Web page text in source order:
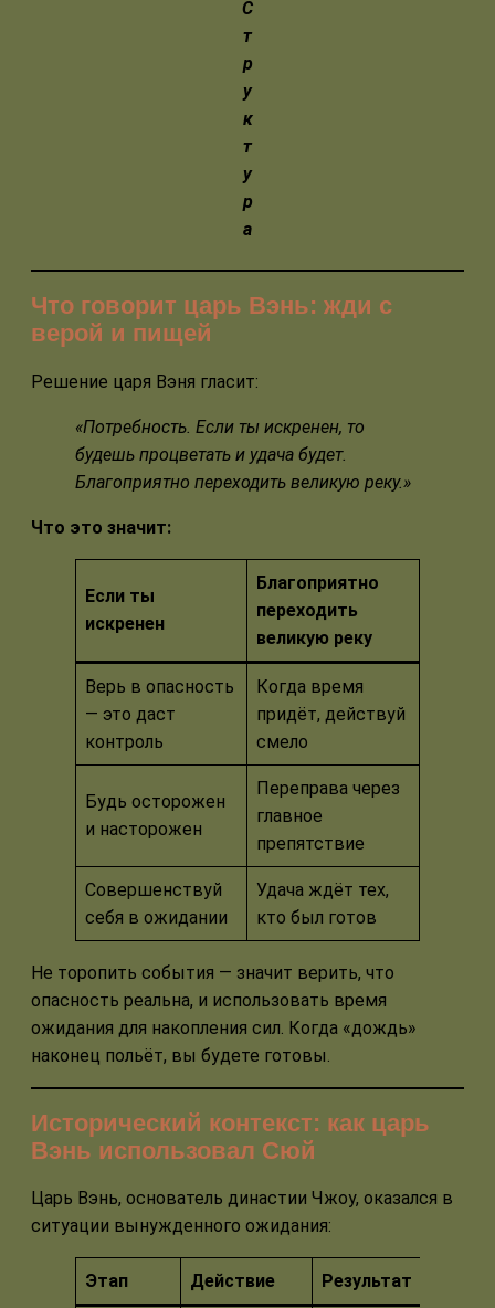
С
т
р
у
к
т
у
р
а
Что говорит царь Вэнь: жди с
верой и пищей
Решение царя Вэня гласит:
«Потребность. Если ты искренен, то
будешь процветать и удача будет.
Благоприятно переходить великую реку.»
Что это значит:
Если ты
искренен
Благоприятно
переходить
великую реку
Верь в опасность
— это даст
контроль
Когда время
придёт, действуй
смело
Будь осторожен
и насторожен
Переправа через
главное
препятствие
Совершенствуй
себя в ожидании
Удача ждёт тех,
кто был готов
Не торопить события — значит верить, что
опасность реальна, и использовать время
ожидания для накопления сил. Когда «дождь»
наконец польёт, вы будете готовы.
Исторический контекст: как царь
Вэнь использовал Сюй
Царь Вэнь, основатель династии Чжоу, оказался в
ситуации вынужденного ожидания:
Этап Действие Результат